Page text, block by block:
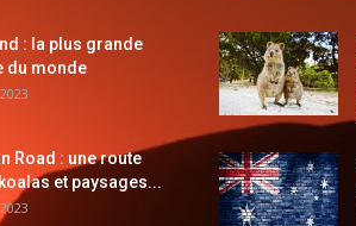
: la plus grande
du monde
Road : une route
et paysages...